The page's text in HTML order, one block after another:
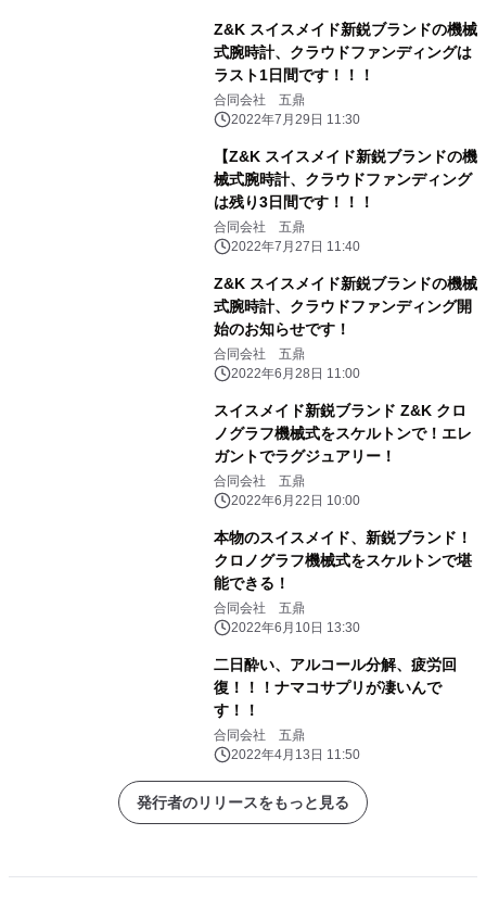
Z&K スイスメイド新鋭ブランドの機械
式腕時計、クラウドファンディングは
ラスト1日間です！！！
合同会社 五鼎
2022年7月29日 11:30
【Z&K スイスメイド新鋭ブランドの機
械式腕時計、クラウドファンディング
は残り3日間です！！！
合同会社 五鼎
2022年7月27日 11:40
Z&K スイスメイド新鋭ブランドの機械
式腕時計、クラウドファンディング開
始のお知らせです！
合同会社 五鼎
2022年6月28日 11:00
スイスメイド新鋭ブランド Z&K クロ
ノグラフ機械式をスケルトンで！エレ
ガントでラグジュアリー！
合同会社 五鼎
2022年6月22日 10:00
本物のスイスメイド、新鋭ブランド！
クロノグラフ機械式をスケルトンで堪
能できる！
合同会社 五鼎
2022年6月10日 13:30
二日酔い、アルコール分解、疲労回
復！！！ナマコサプリが凄いんで
す！！
合同会社 五鼎
2022年4月13日 11:50
発行者のリリースをもっと見る